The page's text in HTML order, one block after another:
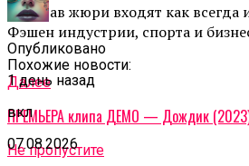
В состав жюри входят как всегда
Фэшен индустрии, спорта и
Похожие новости:
Далее
ПРЕМЬЕРА клипа ДЕМО — Дождик
Не пропустите
Опубликовано
1 день назад
вкл
07.08.2026